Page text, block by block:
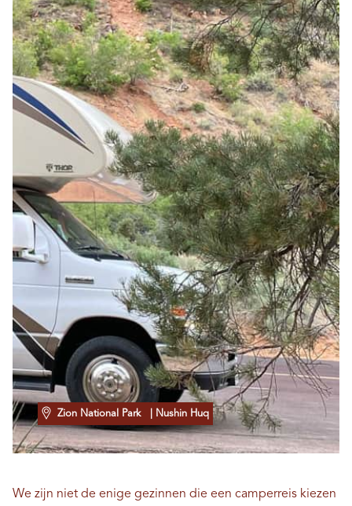
Zion National Park | Nushin Huq
We zijn niet de enige gezinnen die een camperreis kiezen